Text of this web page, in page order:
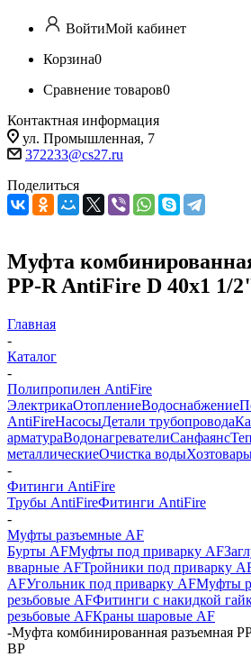
ВойтиМой кабинет
Корзина0
Сравнение товаров0
Контактная информация
ул. Промышленная, 7
372233@cs27.ru
Поделиться
Муфта
PP-R AntiFire D 40х1 1/
Главная
-
Каталог
-
Полипропилен AntiFire
ЭлектрикаОтоплениеВодоснабжение
AntiFireНасосыДетали трубопровода
арматураВодонагревателиСанфаянс
металлическиеОчистка воды
-
Фитинги AntiFire
Трубы AntiFireФитинги AntiFire
-
Муфты разъемные AF
Бурты AFМуфты под приварку AF
вварные AFТройники под приварку
AFУгольник под приварку AFМуфты
резьбовые AFФитинги с накидкой
резьбовые AFКраны шаровые AF
-Муфта комбинированная разъемная
ВР